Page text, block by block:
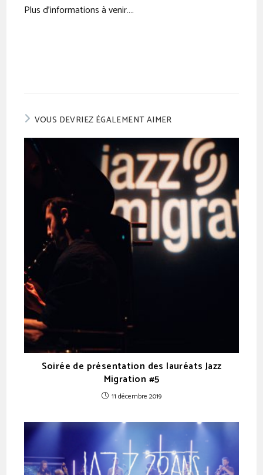
Plus d’informations à venir….
VOUS DEVRIEZ ÉGALEMENT AIMER
Soirée de présentation des lauréats Jazz
Migration #5
11 décembre 2019